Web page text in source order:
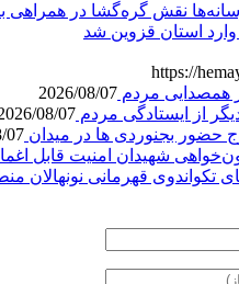
نقش گره‌گشا در همراهی
استان قزوین شد
https://
همصدایی مردم 2026/08/07
از ایستادگی مردم 08/07
حضور بجنوردی ها در میدان 07
شهیدان امنیت قابل
تکواندوی قهرمانی نونهالان